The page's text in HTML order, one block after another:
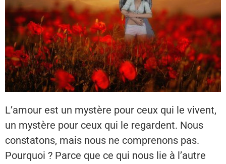
L’amour est un mystère pour ceux qui le vivent,
un mystère pour ceux qui le regardent. Nous
constatons, mais nous ne comprenons pas.
Pourquoi ? Parce que ce qui nous lie à l’autre